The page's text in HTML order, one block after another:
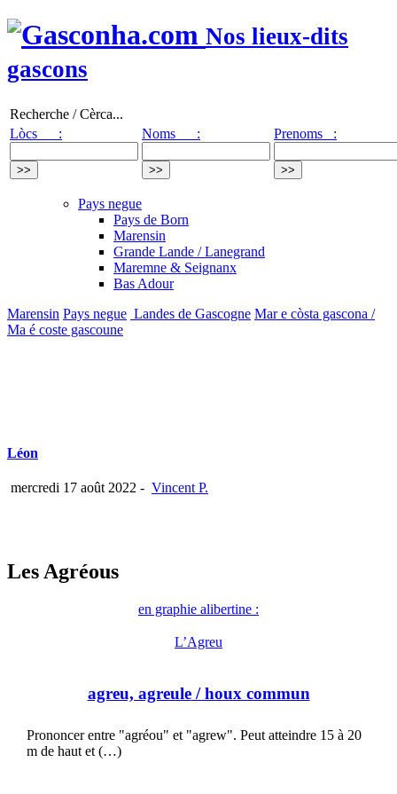
Nos lieux-dits
gascons
Recherche / Cèrca...
Lòcs :
Noms : Prenoms :
Pays negue
Pays de Born
Marensin
Grande Lande / Lanegrand
Maremne & Seignanx
Bas Adour
Marensin Pays negue Landes de Gascogne Mar e còsta gascona /
Ma é coste gascoune
Léon
mercredi 17 août 2022 - Vincent P.
Les Agréous
en graphie alibertine :
L’Agreu
agreu, agreule/ houx commun
Prononcer entre "agréou" et "agrew". Peut atteindre 15 à 20
m de haut et (…)